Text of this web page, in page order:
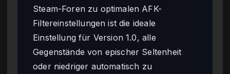
Steam-Foren zu optimalen AFK-
Filtereinstellungen ist die ideale
Einstellung für Version 1.0, alle
Gegenstände von epischer Seltenheit
oder niedriger automatisch zu